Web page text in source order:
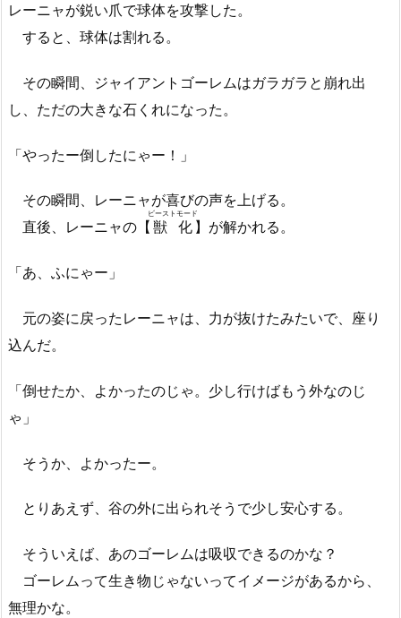
レーニャが鋭い爪で球体を攻撃した。
すると、球体は割れる。
その瞬間、ジャイアントゴーレムはガラガラと崩れ出
し、ただの大きな石くれになった。
「やったー倒したにゃー！」
その瞬間、レーニャが喜びの声を上げる。
直後、レーニャの【 獣化
ビーストモード
】が解かれる。
「あ、ふにゃー」
元の姿に戻ったレーニャは、力が抜けたみたいで、座り
込んだ。
「倒せたか、よかったのじゃ。少し行けばもう外なのじ
ゃ」
そうか、よかったー。
とりあえず、谷の外に出られそうで少し安心する。
そういえば、あのゴーレムは吸収できるのかな？
ゴーレムって生き物じゃないってイメージがあるから、
無理かな。